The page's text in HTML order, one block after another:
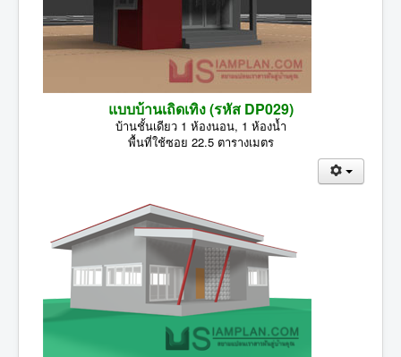
แบบบ้านเถิดเทิง (รหัส DP029)
บ้านชั้นเดียว 1 ห้องนอน, 1 ห้องน้ำ
พื้นที่ใช้ซอย 22.5 ตารางเมตร